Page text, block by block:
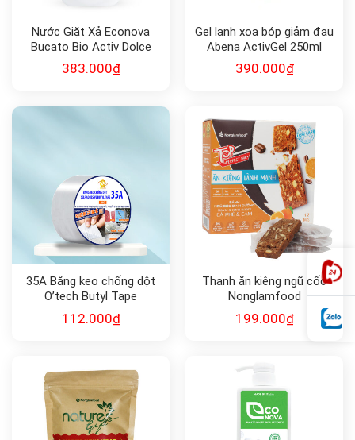
Nước Giặt Xả Econova
Bucato Bio Activ Dolce
Vita
383.000₫
Gel lạnh xoa bóp giảm đau
Abena ActivGel 250ml
390.000₫
35A Băng keo chống dột
O’tech Butyl Tape
112.000₫
Thanh ăn kiêng ngũ cốc
Nonglamfood
199.000₫